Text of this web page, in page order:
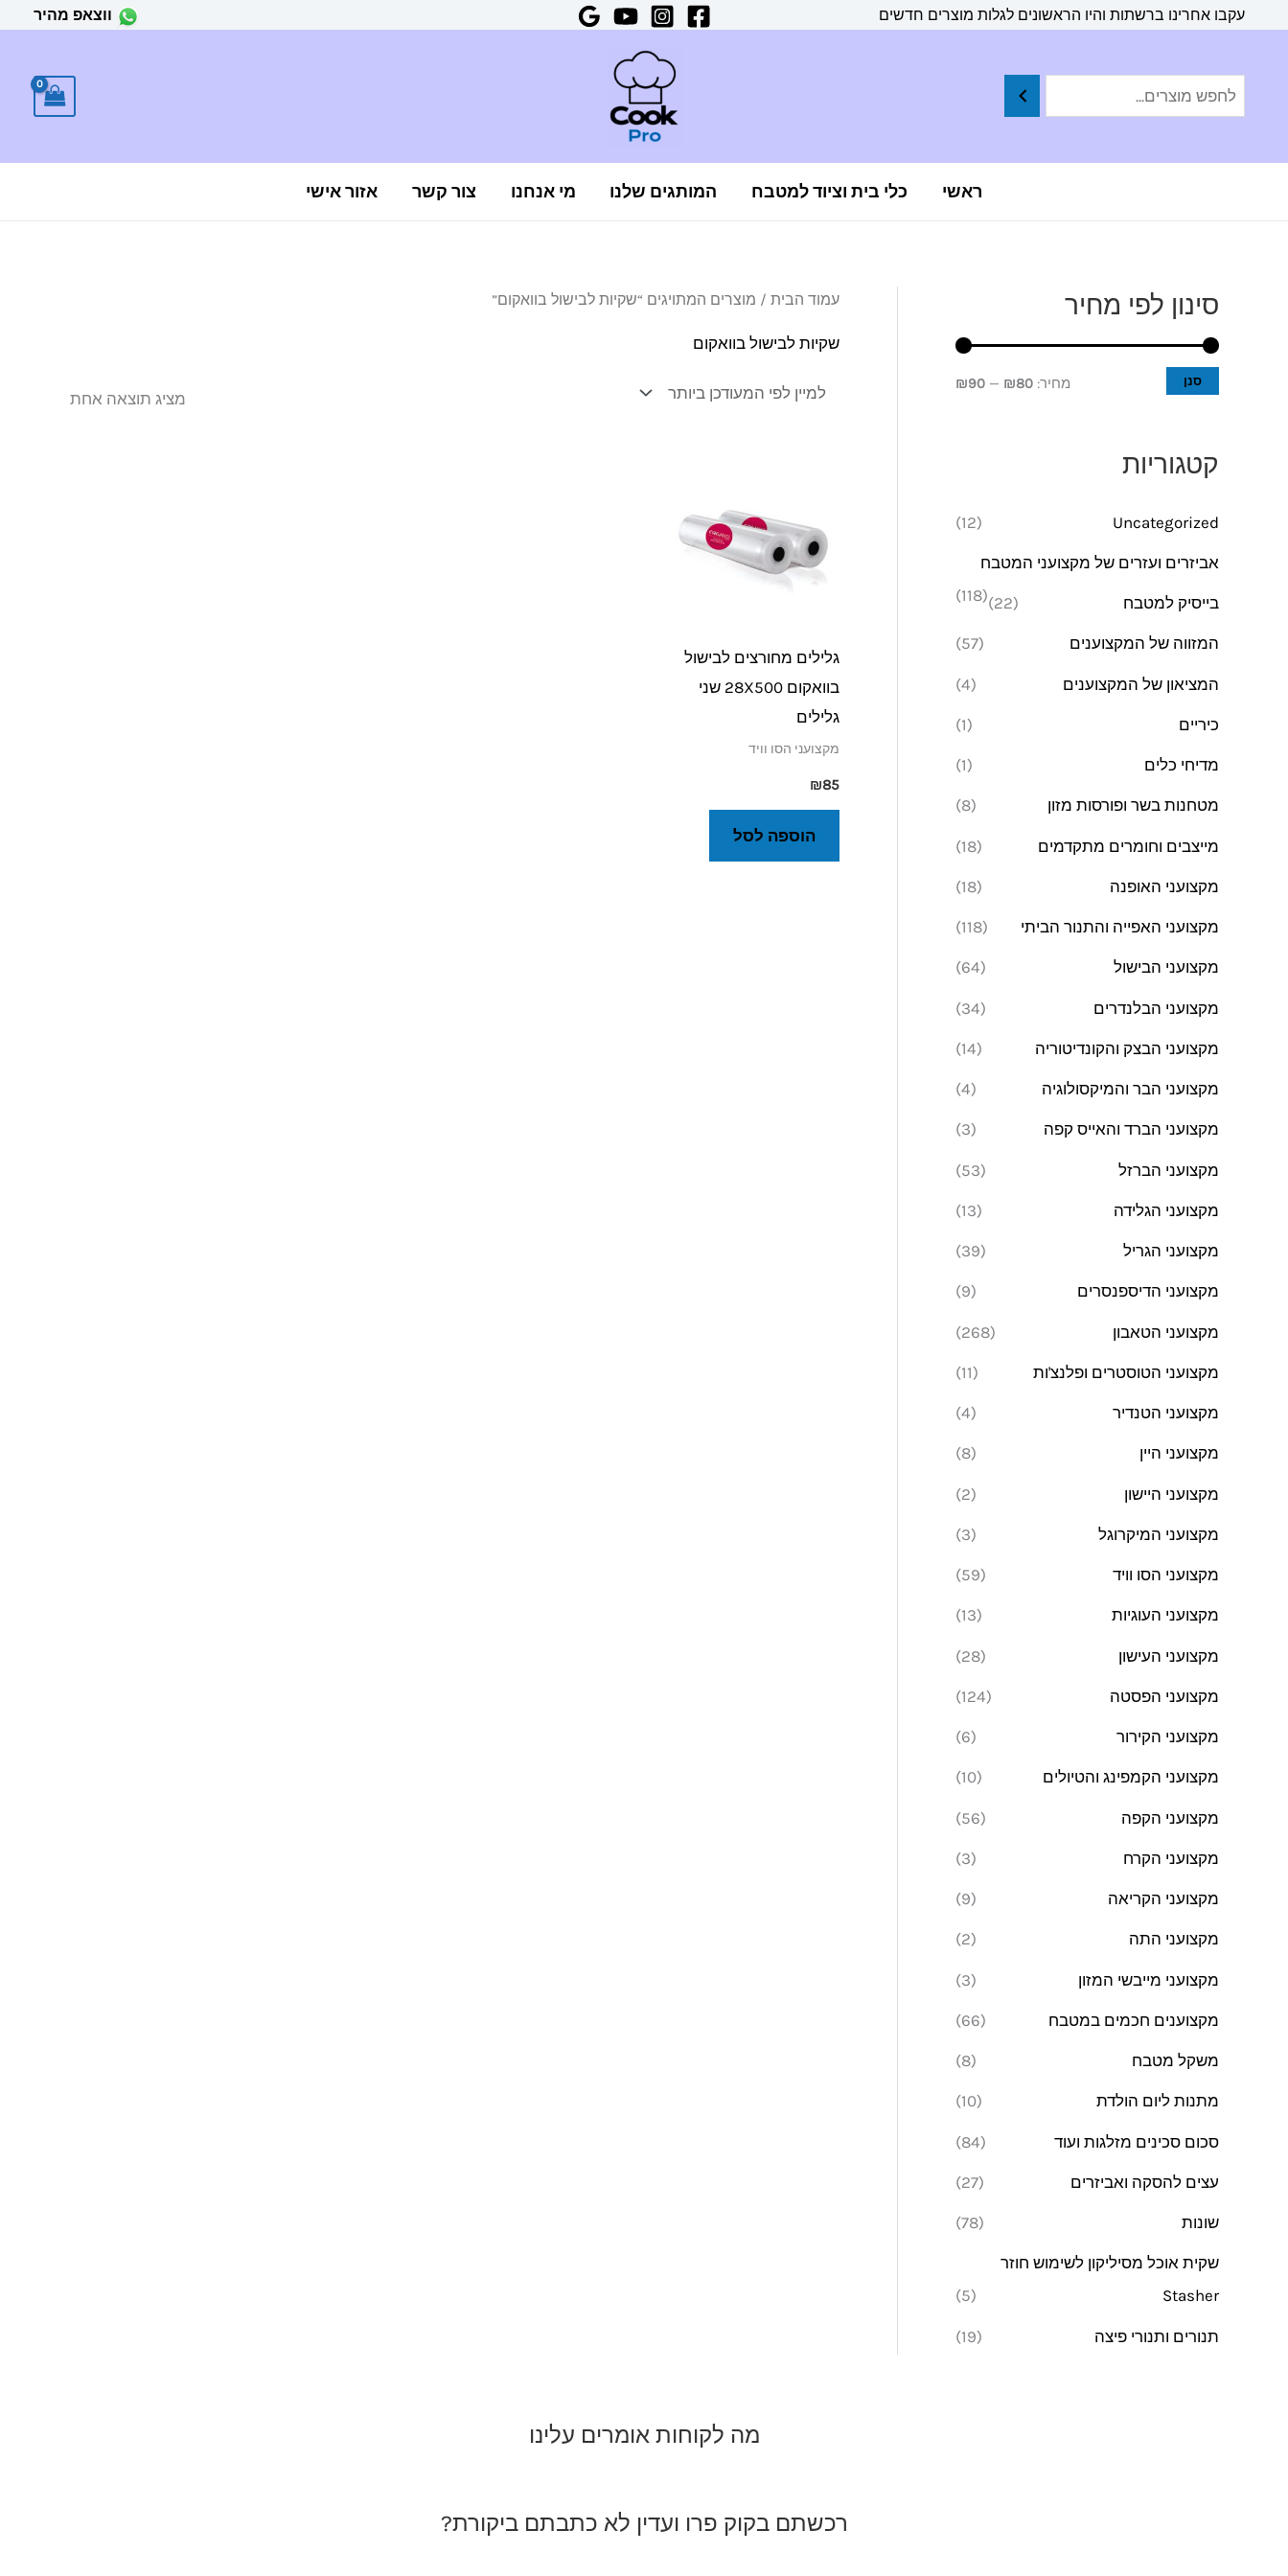
עקבו אחרינו ברשתות והיו הראשונים לגלות מוצרים חדשים ווצאפ מהיר
ראשי כלי בית וציוד למטבח המותגים שלנו מי אנחנו צור קשר אזור אישי
סינון לפי מחיר
סנן מחיר: ₪80
—
₪90
קטגוריות
Uncategorized
(12)
אביזרים ועזרים של מקצועני המטבח
(118)
בייסיק למטבח (22)
המזווה של המקצוענים (57)
המציאון של המקצוענים (4)
כיריים (1)
מדיחי כלים (1)
מטחנות בשר ופורסות מזון (8)
מייצבים וחומרים מתקדמים (18)
מקצועני האופנה (18)
מקצועני האפייה והתנור הביתי (118)
מקצועני הבישול (64)
מקצועני הבלנדרים (34)
מקצועני הבצק והקונדיטוריה (14)
מקצועני הבר והמיקסולוגיה (4)
מקצועני הברד והאייס קפה (3)
מקצועני הברזל (53)
מקצועני הגלידה (13)
מקצועני הגריל (39)
מקצועני הדיספנסרים (9)
מקצועני הטאבון (268)
מקצועני הטוסטרים ופלנצ'ות (11)
מקצועני הטנדיר (4)
מקצועני היין (8)
מקצועני היישון (2)
מקצועני המיקרוגל (3)
מקצועני הסו וויד (59)
מקצועני העוגיות (13)
מקצועני העישון (28)
מקצועני הפסטה (124)
מקצועני הקירור (6)
מקצועני הקמפינג והטיולים (10)
מקצועני הקפה (56)
מקצועני הקרח (3)
מקצועני הקריאה (9)
מקצועני התה (2)
מקצועני מייבשי המזון (3)
מקצוענים חכמים במטבח (66)
משקל מטבח (8)
מתנות ליום הולדת (10)
סכום סכינים מזלגות ועוד (84)
עצים להסקה ואביזרים (27)
שונות (78)
שקית אוכל מסיליקון לשימוש חוזר
Stasher
(5)
תנורים ותנורי פיצה (19)
עמוד הבית / מוצרים המתויגים “שקיות לבישול בוואקום”
שקיות לבישול בוואקום
מציג תוצאה אחת
גלילים מחורצים לבישול
בוואקום 28X500 שני
גלילים
מקצועני הסו וויד
₪85
הוספה לסל
מה לקוחות אומרים עלינו
רכשתם בקוק פרו ועדין לא כתבתם ביקורת?